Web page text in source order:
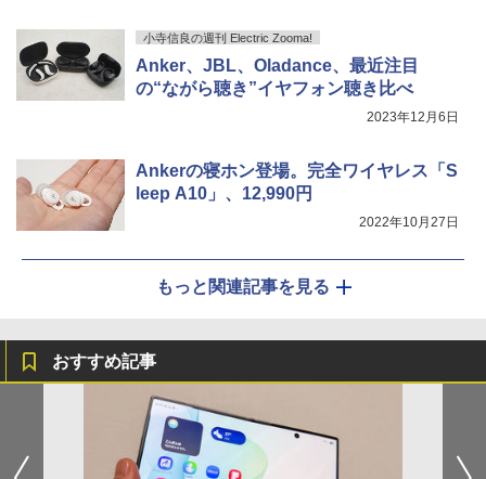
小寺信良の週刊 Electric Zooma!
Anker、JBL、Oladance、最近注目
の“ながら聴き”イヤフォン聴き比べ
2023年12月6日
Ankerの寝ホン登場。完全ワイヤレス「S
leep A10」、12,990円
2022年10月27日
もっと関連記事を見る
おすすめ記事